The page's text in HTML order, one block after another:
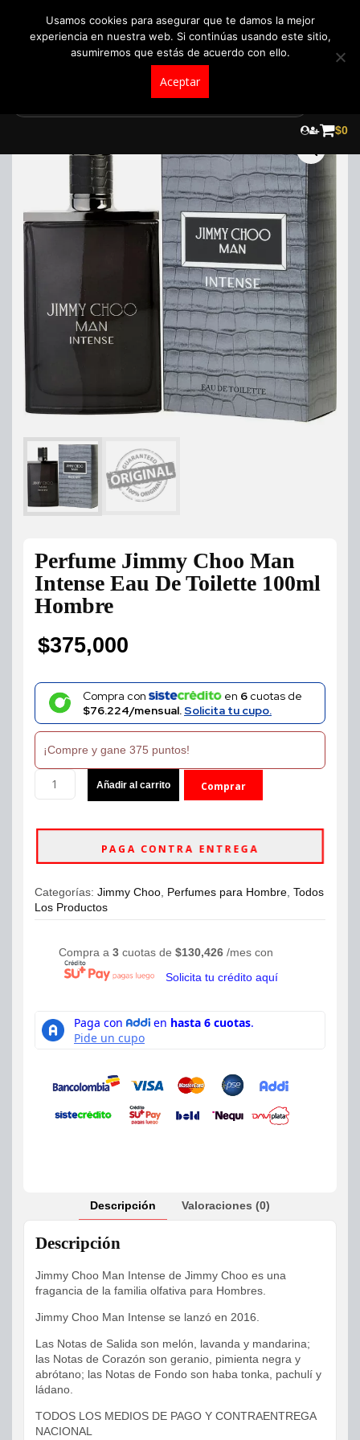
$0
Perfume Jimmy Choo Man
Intense Eau De Toilette 100ml
Hombre
$375,000
Compra con en 6cuotas de
$76.224/mensual.Solicita tu cupo.
¡Compre y gane 375 puntos!
Jimmy
De
100ml
Hombre
Añadir al carrito Comprar
PAGA CONTRA ENTREGA
Categorías: Jimmy Choo Perfumes para Hombre Todos
Los Productos
Compra a 3 cuotas de $130,426 /mes con
Solicita tu crédito aquí
Descripción Valoraciones (0)
Descripción
Jimmy Choo Man Intense de Jimmy Choo es una
fragancia de la familia olfativa para Hombres.
Jimmy Choo Man Intense se lanzó en 2016.
Las Notas de Salida son melón, lavanda y mandarina;
las Notas de Corazón son geranio, pimienta negra y
abrótano; las Notas de Fondo son haba tonka, pachulí y
ládano.
TODOS LOS MEDIOS DE PAGO Y CONTRAENTREGA
NACIONAL
Usamos cookies para asegurar que te damos la mejor
experiencia en nuestra web. Si continúas usando este sitio,
asumiremos que estás de acuerdo con ello.
Aceptar